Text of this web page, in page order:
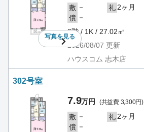
写真を見る
敷 － 礼 2ヶ月
償 －
3階 / 1K / 27.02㎡
2026/08/07 更新
ハウスコム 志木店
302号室
7.9万円 (共益費 3,300円)
敷 － 礼 2ヶ月
償 －